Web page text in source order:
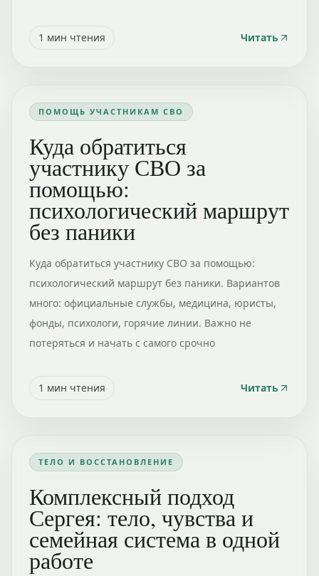
1 мин чтения Читать
ПОМОЩЬ УЧАСТНИКАМ СВО
Куда обратиться
участнику СВО за
помощью:
психологический маршрут
без паники
Куда обратиться участнику СВО за помощью:
психологический маршрут без паники. Вариантов
много: официальные службы, медицина, юристы,
фонды, психологи, горячие линии. Важно не
потеряться и начать с самого срочно
1 мин чтения Читать
ТЕЛО И ВОССТАНОВЛЕНИЕ
Комплексный подход
Сергея: тело, чувства и
семейная система в одной
работе